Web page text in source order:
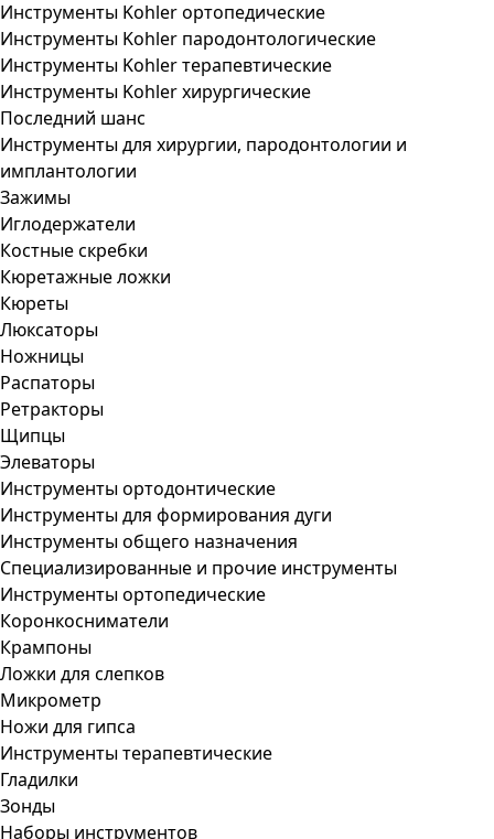
Инструменты Kohler ортопедические
Инструменты Kohler пародонтологические
Инструменты Kohler терапевтические
Инструменты Kohler хирургические
Последний шанс
Инструменты для хирургии, пародонтологии и
имплантологии
Зажимы
Иглодержатели
Костные скребки
Кюретажные ложки
Кюреты
Люксаторы
Ножницы
Распаторы
Ретракторы
Щипцы
Элеваторы
Инструменты ортодонтические
Инструменты для формирования дуги
Инструменты общего назначения
Специализированные и прочие инструменты
Инструменты ортопедические
Коронкосниматели
Крампоны
Ложки для слепков
Микрометр
Ножи для гипса
Инструменты терапевтические
Гладилки
Зонды
Наборы инструментов